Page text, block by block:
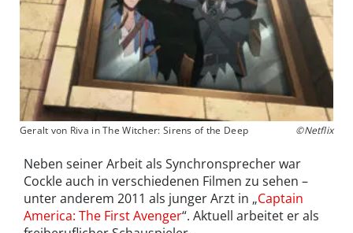
Geralt von Riva in The Witcher: Sirens of the Deep ©Netflix
Neben seiner Arbeit als Synchronsprecher war
Cockle auch in verschiedenen Filmen zu sehen –
unter anderem 2011 als junger Arzt in „Captain
America: The First Avenger“. Aktuell arbeitet er als